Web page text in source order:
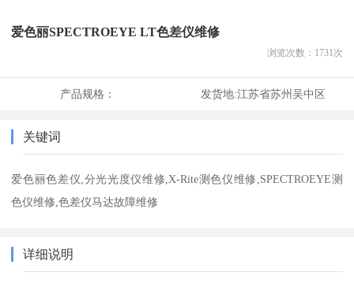
爱色丽SPECTROEYE LT色差仪维修
浏览次数： 1731次
产品规格： 发货地:江苏省苏州吴中区
关键词
爱色丽色差仪,分光光度仪维修,X-Rite测色仪维修,SPECTROEYE测
色仪维修,色差仪马达故障维修
详细说明